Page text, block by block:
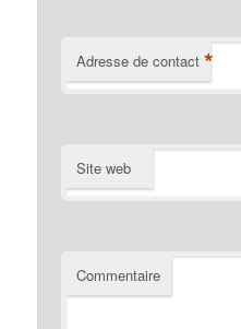
Adresse de contact *
Site web
Commentaire